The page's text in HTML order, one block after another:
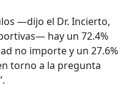
—dijo el Dr. Incierto,
hay un 72.4%
no importe y un 27.6%
torno a la pregunta